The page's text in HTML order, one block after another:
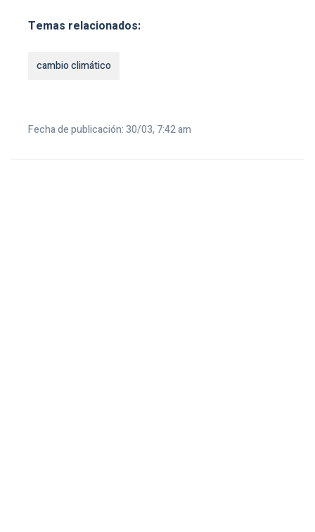
Temas relacionados:
cambio climático
Fecha de publicación: 30/03, 7:42 am